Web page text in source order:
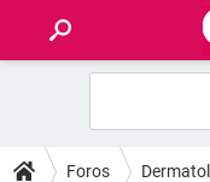
FOROS
Foros